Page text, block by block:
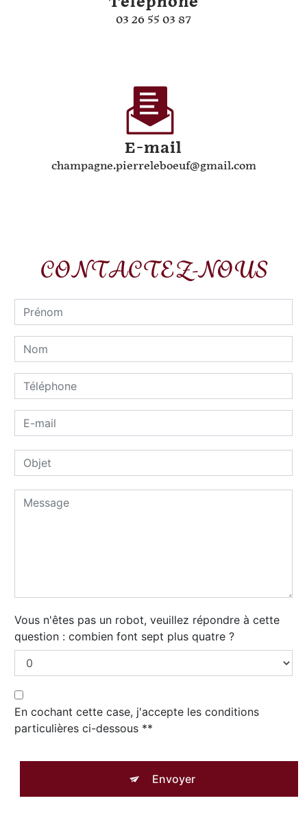
03 26 55 03 87
E-mail
champagne.pierreleboeuf@gmail.com
CONTACTEZ-NOUS
Vous n'êtes pas un robot, veuillez répondre à cette
question : combien font sept plus quatre ?
En cochant cette case, j'accepte les conditions
particulières ci-dessous **
Envoyer